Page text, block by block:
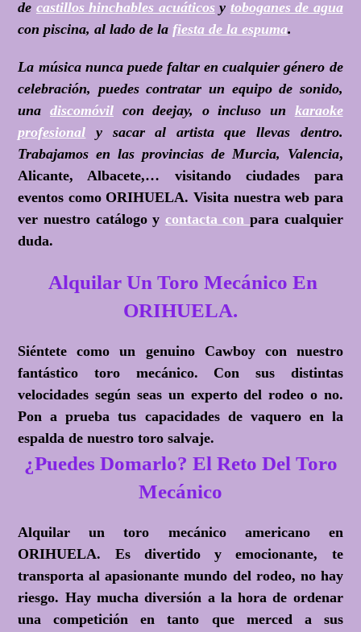
de castillos hinchables acuáticosy toboganes de agua
con piscina, al lado de la fiesta de la espuma.
La música nunca puede faltar en cualquier género de
celebración, puedes contratar un equipo de sonido,
unadiscomóvil con deejay, o incluso un karaoke
profesional y sacar al artista que llevas dentro.
Trabajamos en las provincias de Murcia, Valencia,
Alicante, Albacete,… visitando ciudades para
eventos como ORIHUELA. Visita nuestra web para
ver nuestro catálogo y contacta conpara cualquier
duda.
Alquilar Un Toro Mecánico En
ORIHUELA.
Siéntete como un genuino Cawboy con nuestro
fantástico toro mecánico. Con sus distintas
velocidades según seas un experto del rodeo o no.
Pon a prueba tus capacidades de vaquero en la
espalda de nuestro toro salvaje.
¿Puedes Domarlo? El Reto Del Toro
Mecánico
Alquilar un toro mecánico americano en
ORIHUELA. Es divertido y emocionante, te
transporta al apasionante mundo del rodeo, no hay
riesgo. Hay mucha diversión a la hora de ordenar
una competición en tanto que merced a sus